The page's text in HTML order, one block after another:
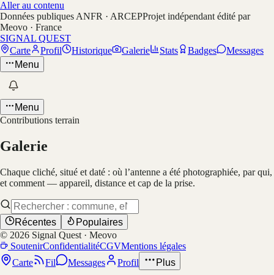
Aller au contenu
Données publiques ANFR · ARCEPProjet indépendant édité par
Meovo · France
SIGNAL QUEST
Carte
Profil Historique Galerie Stats Badges
Messages
Menu
Menu
Contributions terrain
Galerie
Chaque cliché, situé et daté : où l’antenne a été photographiée, par qui,
et comment — appareil, distance et cap de la prise.
Récentes
Populaires
© 2026 Signal Quest · Meovo
SoutenirConfidentialitéCGVMentions légales
Carte
Fil Messages Profil Plus